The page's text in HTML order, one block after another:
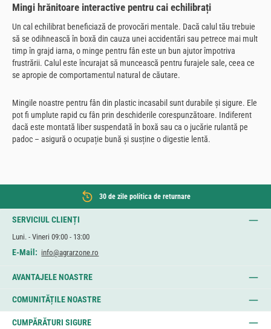
Mingi hrănitoare interactive pentru cai echilibrați
Un cal echilibrat beneficiază de provocări mentale. Dacă calul tău trebuie
să se odihnească în boxă din cauza unei accidentări sau petrece mai mult
timp în grajd iarna, o minge pentru fân este un bun ajutor împotriva
frustrării. Calul este încurajat să muncească pentru furajele sale, ceea ce
se apropie de comportamentul natural de căutare.
Mingile noastre pentru fân din plastic incasabil sunt durabile și sigure. Ele
pot fi umplute rapid cu fân prin deschiderile corespunzătoare. Indiferent
dacă este montată liber suspendată în boxă sau ca o jucărie rulantă pe
padoc – asigură o ocupație bună și susține o digestie lentă.
30 de zile politica de returnare
SERVICIUL CLIENȚI
Luni. - Vineri 09:00 - 13:00
E-Mail: info@agrarzone.ro
AVANTAJELE NOASTRE
COMUNITĂȚILE NOASTRE
CUMPĂRĂTURI SIGURE